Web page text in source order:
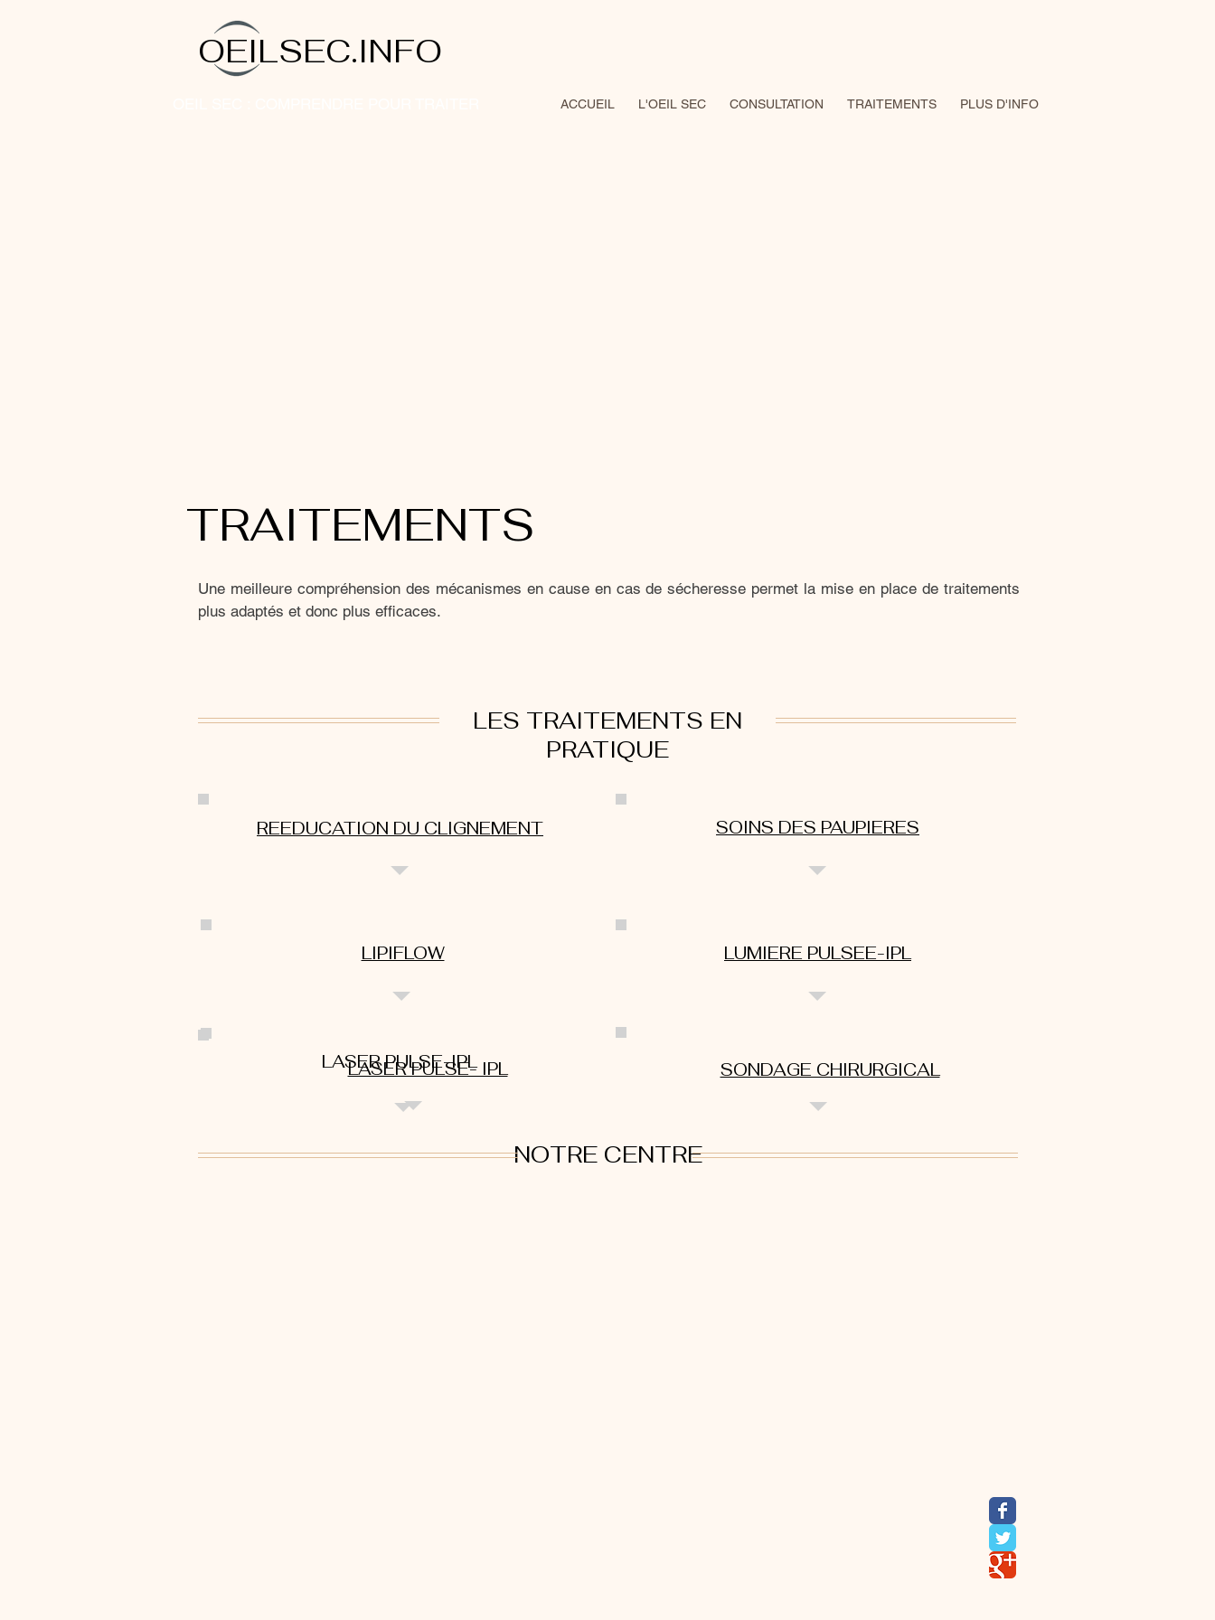
OEILSEC.INFO
ACCUEIL L'OEIL SEC CONSULTATION TRAITEMENTS PLUS D'INFO
TRAITEMENTS
Une meilleure compréhension des mécanismes en cause en cas de sécheresse permet la mise en place de traitements
plus adaptés et donc plus efficaces.
REEDUCATION DU CLIGNEMENT SOINS DES PAUPIERES
LIPIFLOW LUMIERE PULSEE-IPL
LES TRAITEMENTS EN
PRATIQUE
LASER PULSE-IPL
LASER PULSE- IPL SONDAGE CHIRURGICAL
NOTRE CENTRE